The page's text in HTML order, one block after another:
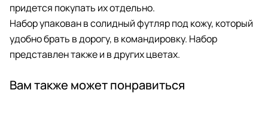
придется покупать их отдельно.
Набор упакован в солидный футляр под кожу, который
удобно брать в дорогу, в командировку. Набор
представлен также и в других цветах.
Вам также может понравиться